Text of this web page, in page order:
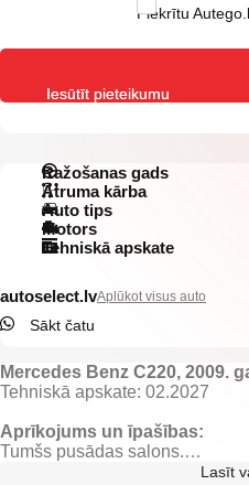
Piekrītu
Ražošanas gads
Ātruma kārba
Auto tips
Motors
Tehniskā apskate
autoselect.lvAplūkot visus auto
Sākt čatu
Mercedes Benz C220, 2009.
Tehniskā apskate: 02.2027
Aprīkojums un īpašības:
Tumšs pusādas salons.
El. regulējamas un apsildāmas
Lasīt